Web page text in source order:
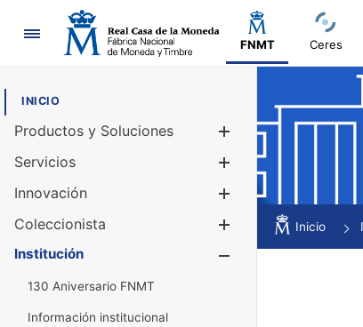
Navegación
FNMT Ceres
INICIO
Productos y Soluciones
Servicios
Innovación
Coleccionista
Institución
130 Aniversario FNMT
Información institucional
Inicio